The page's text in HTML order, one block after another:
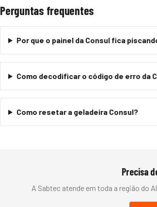
Perguntas frequentes
Por que o painel da Consul fica
Como decodificar o código de erro da
Como resetar a geladeira Consul?
Precisa
A Sabtec atende em toda a região do